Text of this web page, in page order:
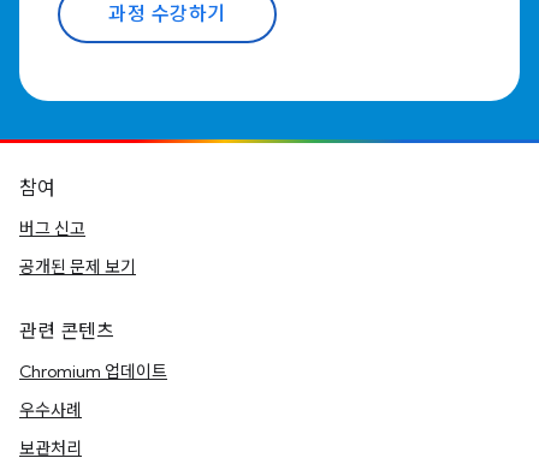
과정 수강하기
참여
버그 신고
공개된 문제 보기
관련 콘텐츠
Chromium 업데이트
우수사례
보관처리